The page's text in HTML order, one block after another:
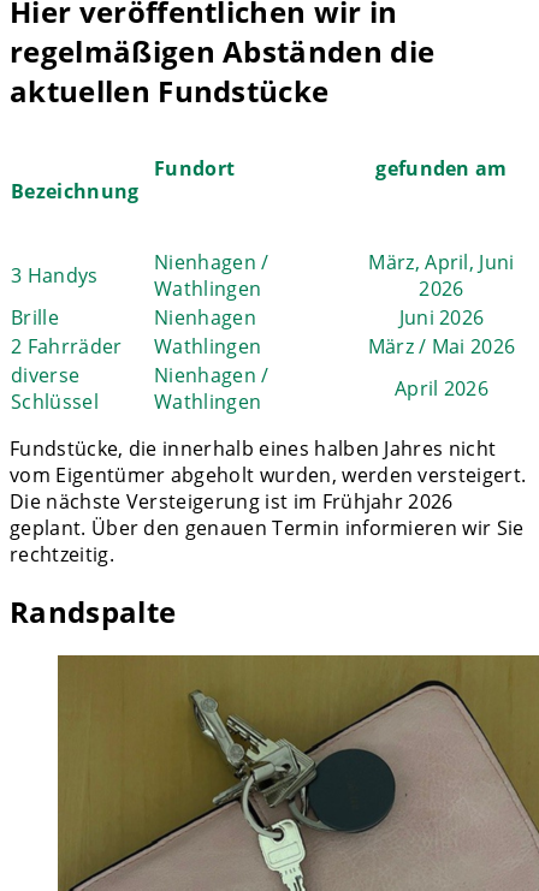
Hier veröffentlichen wir in
regelmäßigen Abständen die
aktuellen Fundstücke
Bezeichnung
Fundort gefunden am
3 Handys
Nienhagen /
Wathlingen
März, April, Juni
2026
Brille
Nienhagen
Juni 2026
2 Fahrräder
Wathlingen
März / Mai 2026
diverse
Schlüssel
Nienhagen /
Wathlingen
April 2026
Fundstücke, die innerhalb eines halben Jahres nicht
vom Eigentümer abgeholt wurden, werden versteigert.
Die nächste Versteigerung ist im Frühjahr 2026
geplant. Über den genauen Termin informieren wir Sie
rechtzeitig.
Randspalte